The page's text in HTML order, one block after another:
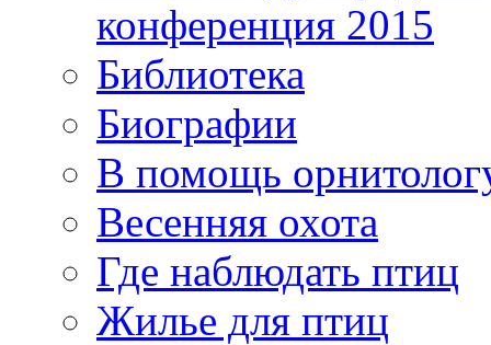
конференция 2015
Библиотека
Биографии
В помощь
Весенняя охота
Где наблюдать птиц
Жилье для птиц